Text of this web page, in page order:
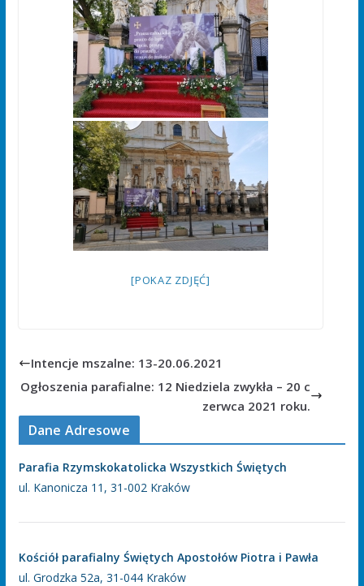
[POKAZ ZDJĘĆ]
Intencje mszalne: 13-20.06.2021
Ogłoszenia parafialne: 12 Niedziela zwykła – 20 c
zerwca 2021 roku.
Dane Adresowe
Parafia Rzymskokatolicka Wszystkich Świętych
ul. Kanonicza 11, 31-002 Kraków
Kościół parafialny Świętych Apostołów Piotra i Pawła
ul. Grodzka 52a, 31-044 Kraków